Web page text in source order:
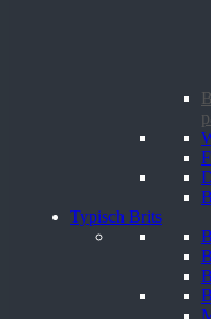
Typisch Brits